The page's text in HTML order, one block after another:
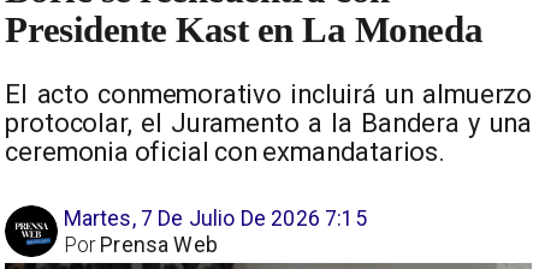
Presidente Kast en La Moneda
El acto conmemorativo incluirá un almuerzo
protocolar, el Juramento a la Bandera y una
ceremonia oficial con exmandatarios.
Martes, 7 De Julio De 2026 7:15
Prensa Web
Por